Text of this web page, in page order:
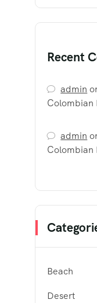
Recent
admin
Colombian
admin
Colombian
Beach
Desert